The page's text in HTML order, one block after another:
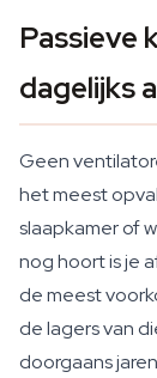
Passieve
dagelijks
Geen
het meest
slaapkamer of
nog hoort is je
de meest
de lagers van
doorgaans